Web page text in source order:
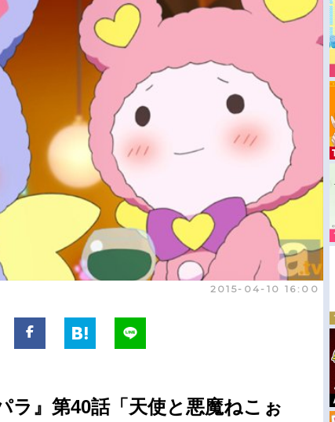
実写化映画一覧
男性声優/女性声優一覧
春アニメ
FOLLOW US
2015-04-10 16:00
ラ』第40話「天使と悪魔ねこぉ